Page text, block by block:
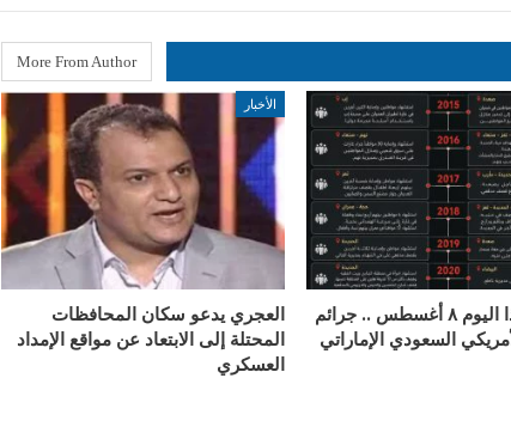
More From Author
في مثل هذا اليوم ٨ أغسطس .. جرائم
السعودي الإماراتي
الأخبار
العجري يدعو سكان المحافظات
المحتلة إلى الابتعاد عن مواقع الإمداد
العسكري